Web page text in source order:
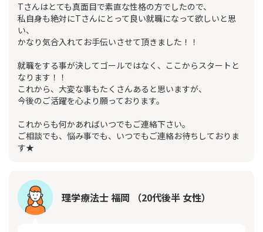
Tさんはとても真面目で素直な性格の方でしたので、
私自身も絶対にTさんにとって良い就職になって欲しいと思
い、
かなり気合入れてお手伝いさせて頂きました！！
就職をする事が決してゴールではなく、ここからスタートと
なります！！
これから、大変な事もたくさんあると思いますが、
今後のご活躍を心より願っております。
これからも何かあればいつでもご連絡下さい。
ご相談でも、悩み事でも、いつでもご連絡お待ちしておりま
す★
理学療法士 福岡 （20代後半 女性）